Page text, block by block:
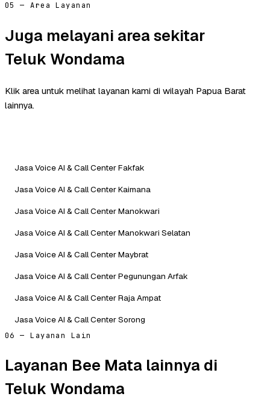
05 — Area Layanan
Juga melayani area sekitar
Teluk Wondama
Klik area untuk melihat layanan kami di wilayah Papua Barat
lainnya.
Jasa Voice AI & Call Center Fakfak
Jasa Voice AI & Call Center Kaimana
Jasa Voice AI & Call Center Manokwari
Jasa Voice AI & Call Center Manokwari Selatan
Jasa Voice AI & Call Center Maybrat
Jasa Voice AI & Call Center Pegunungan Arfak
Jasa Voice AI & Call Center Raja Ampat
Jasa Voice AI & Call Center Sorong
06 — Layanan Lain
Layanan Bee Mata lainnya di
Teluk Wondama